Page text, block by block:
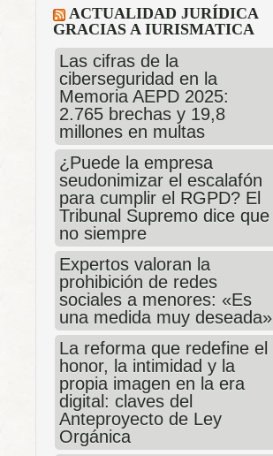
ACTUALIDAD JURÍDICA
GRACIAS A IURISMATICA
Las cifras de la
ciberseguridad en la
Memoria AEPD 2025:
2.765 brechas y 19,8
millones en multas
¿Puede la empresa
seudonimizar el escalafón
para cumplir el RGPD? El
Tribunal Supremo dice que
no siempre
Expertos valoran la
prohibición de redes
sociales a menores: «Es
una medida muy deseada»
La reforma que redefine el
honor, la intimidad y la
propia imagen en la era
digital: claves del
Anteproyecto de Ley
Orgánica